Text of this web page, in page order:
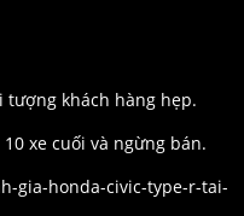
tượng khách hàng hẹp.
xe cuối và ngừng bán.
gia-honda-civic-type-r-tai-